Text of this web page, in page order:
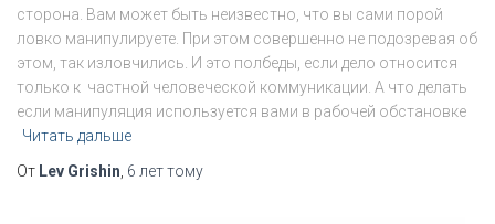
сторона. Вам может быть неизвестно, что вы сами порой
ловко манипулируете. При этом совершенно не подозревая об
этом, так изловчились. И это полбеды, если дело относится
только к частной человеческой коммуникации. А что делать
если манипуляция используется вами в рабочей обстановке
Читать дальше
От Lev Grishin 6 леттому